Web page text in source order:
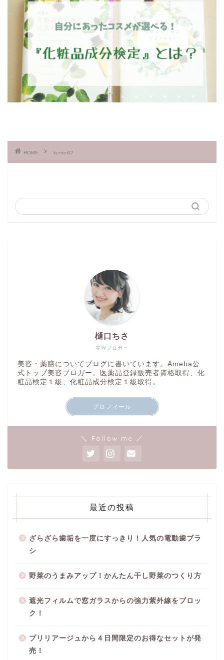
HOME kentei02
美容ブロガー
樋口ちさ
美容・薬膳についてブログに書いています。Ameba公
式トップ美容ブロガー。医薬品登録販売者資格取得、化
粧品検定１級、化粧品成分検定１級取得。
プロフィール
＼ Follow me ／
最近の投稿
ざらざら歯垢を一度にすっきり！人気の電動歯ブラ
シ
野菜のうまみアップ！かんたん干し野菜のつくり方
遮光フィルムで窓ガラスからの強力紫外線をブロッ
ク！
ブリリアージュから４日間限定のお得なセットが発
売！